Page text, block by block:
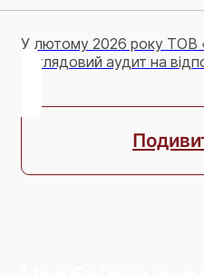
У лютому 2026 року ТОВ
наглядовий аудит на